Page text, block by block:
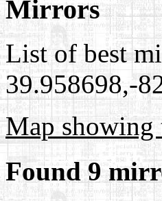
Mirrors
List of best
39.958698,-
Map showing
Found 9